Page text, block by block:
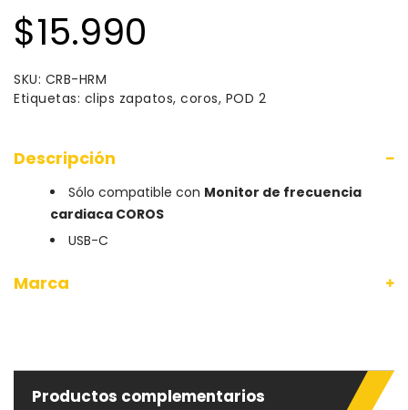
$15.990
SKU: CRB-HRM
Etiquetas: clips zapatos, coros, POD 2
Descripción
Sólo compatible con Monitor de frecuencia
cardiaca COROS
USB-C
Marca
Productos complementarios